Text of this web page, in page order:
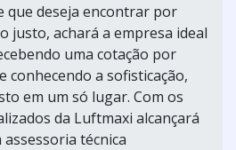
que deseja encontrar por
justo, achará a empresa ideal
uma cotação por
conhecendo a sofisticação,
em um só lugar. Com os
da Luftmaxi alcançará
técnica